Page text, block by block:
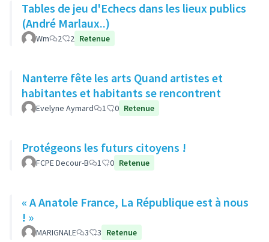
Tables de jeu d'Echecs dans les lieux publics
(André Marlaux..)
Wm 2 2 Retenue
Nanterre fête les arts Quand artistes et
habitantes et habitants se rencontrent
Evelyne Aymard 1 0 Retenue
Protégeons les futurs citoyens !
FCPE Decour-B 1 0 Retenue
« A Anatole France, La République est à nous
! »
MARIGNALE 3 3 Retenue